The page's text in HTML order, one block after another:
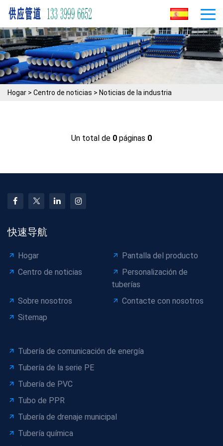
Hogar > Centro de noticias > Noticias de la industria
Un total de 0 páginas 0
快速导航
Hogar
Pantalla del producto
Centro de noticias
Personalización de
tuberías
Sobre nosotros
Contacte con nosotros
Sitemap
Tubería de comunicación de energía
Tubería de la serie PE
Tubería de PVC
Tubo de PPR
Tubería de drenaje municipal
Tubería química